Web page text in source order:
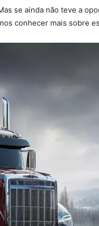
se ainda não teve a
conhecer mais sobre